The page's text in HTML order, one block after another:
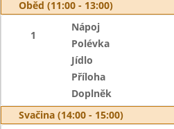
Oběd (11:00 - 13:00)
1
Nápoj
Polévka
Jídlo
Příloha
Doplněk
Svačina (14:00 - 15:00)